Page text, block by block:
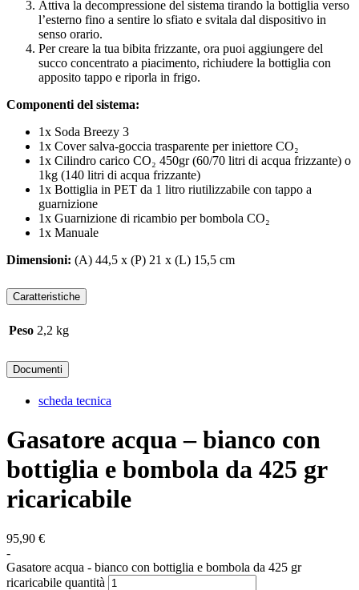
Attiva la decompressione del sistema tirando la bottiglia verso
l’esterno fino a sentire lo sfiato e svitala dal dispositivo in
senso orario.
Per creare la tua bibita frizzante, ora puoi aggiungere del
succo concentrato a piacimento, richiudere la bottiglia con
apposito tappo e riporla in frigo.
Componenti del sistema:
1x Soda Breezy 3
1x Cover salva-goccia trasparente per iniettore CO₂
1x Cilindro carico CO₂ 450gr (60/70 litri di acqua frizzante) o
1kg (140 litri di acqua frizzante)
1x Bottiglia in PET da 1 litro riutilizzabile con tappo a
guarnizione
1x Guarnizione di ricambio per bombola CO₂
1x Manuale
Dimensioni: (A) 44,5 x (P) 21 x (L) 15,5 cm
Caratteristiche
Peso 2,2 kg
Documenti
scheda tecnica
Gasatore acqua – bianco con
bottiglia e bombola da 425 gr
ricaricabile
95,90 €
-
Gasatore acqua - bianco con bottiglia e bombola da 425 gr
ricaricabile quantità